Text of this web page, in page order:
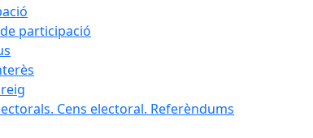
participació
Cens electoral. Referèndums